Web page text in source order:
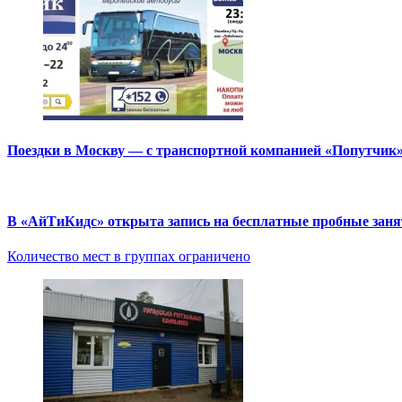
Поездки в Москву — с транспортной компанией «Попутчик»
В «АйТиКидс» открыта запись на бесплатные пробные
Количество мест в группах ограничено